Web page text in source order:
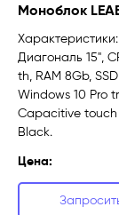
Моноблок
Характеристики:
Диагональ 15",
th, RAM 8Gb,
Windows 10 Pro
Capacitive touch
Black.
Цена: